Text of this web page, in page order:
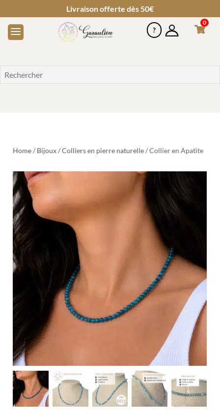
Livraison offerte dès 50€
0
Home/ Bijoux/Colliers en pierre naturelle/ Collier en Apatite